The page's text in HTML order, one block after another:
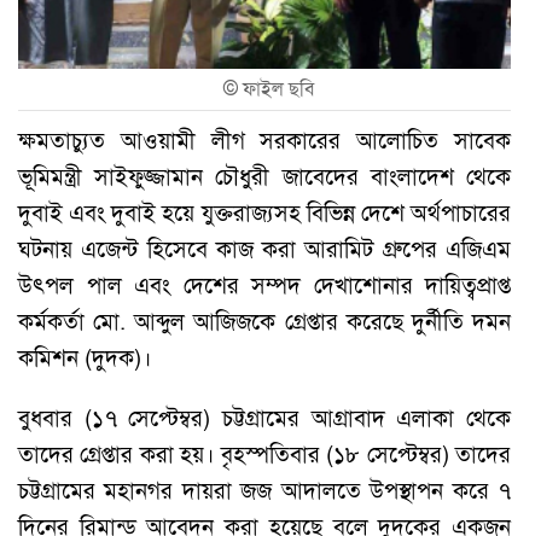
©ফাইল ছবি
ক্ষমতাচ্যুত আওয়ামী লীগ সরকারের আলোচিত সাবেক
ভূমিমন্ত্রী সাইফুজ্জামান চৌধুরী জাবেদের বাংলাদেশ থেকে
দুবাই এবং দুবাই হয়ে যুক্তরাজ্যসহ বিভিন্ন দেশে অর্থপাচারের
ঘটনায় এজেন্ট হিসেবে কাজ করা আরামিট গ্রুপের এজিএম
উৎপল পাল এবং দেশের সম্পদ দেখাশোনার দায়িত্বপ্রাপ্ত
কর্মকর্তা মো. আব্দুল আজিজকে গ্রেপ্তার করেছে দুর্নীতি দমন
কমিশন (দুদক)।
বুধবার (১৭ সেপ্টেম্বর) চট্টগ্রামের আগ্রাবাদ এলাকা থেকে
তাদের গ্রেপ্তার করা হয়। বৃহস্পতিবার (১৮ সেপ্টেম্বর) তাদের
চট্টগ্রামের মহানগর দায়রা জজ আদালতে উপস্থাপন করে ৭
দিনের রিমান্ড আবেদন করা হয়েছে বলে দুদকের একজন